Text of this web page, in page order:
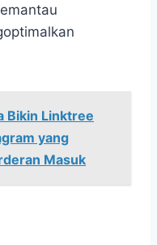
Bikin Linktree
yang
Masuk